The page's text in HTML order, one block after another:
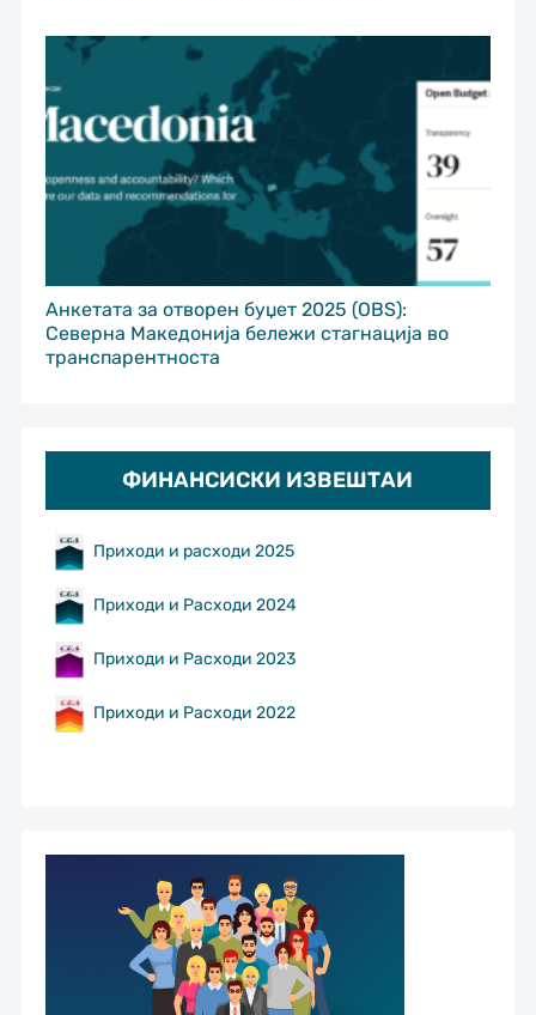
Анкетата за отворен буџет 2025 (OBS):
Северна Македонија бележи стагнација во
транспарентноста
ФИНАНСИСКИ ИЗВЕШТАИ
Приходи и расходи 2025
Приходи и Расходи 2024
Приходи и Расходи 2023
Приходи и Расходи 2022